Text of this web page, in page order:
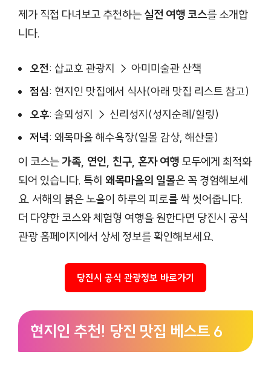
제가 직접 다녀보고 추천하는 실전 여행 코스를 소개합
니다.
오전: 삽교호 관광지 → 아미미술관 산책
점심: 현지인 맛집에서 식사(아래 맛집 리스트 참고)
오후: 솔뫼성지 → 신리성지(성지순례/힐링)
저녁: 왜목마을 해수욕장(일몰 감상, 해산물)
이 코스는가족, 연인, 친구, 혼자 여행 모두에게 최적화
되어 있습니다. 특히 왜목마을의 일몰은 꼭 경험해보세
요. 서해의 붉은 노을이 하루의 피로를 싹 씻어줍니다.
더 다양한 코스와 체험형 여행을 원한다면 당진시 공식
관광 홈페이지에서 상세 정보를 확인해보세요.
당진시 공식 관광정보 바로가기
현지인 추천! 당진 맛집 베스트 6